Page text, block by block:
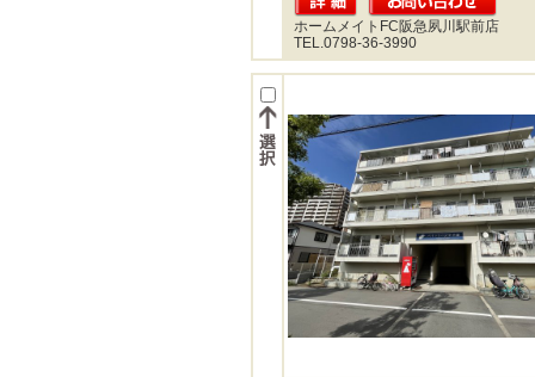
ホームメイトFC阪急夙川駅前店
TEL.0798-36-3990